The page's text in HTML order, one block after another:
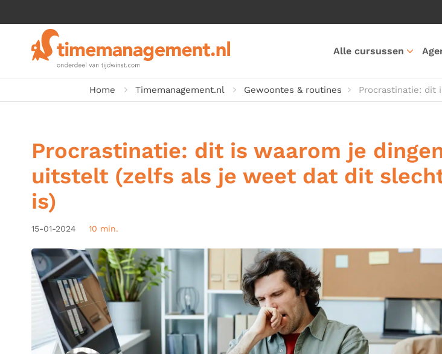
Alle cursussen
Home Timemanagement.nl Gewoontes & routines Procrastinatie: dit
Procrastinatie: dit is waarom je
uitstelt (zelfs als je weet dat dit
is)
15-01-2024 10 min.